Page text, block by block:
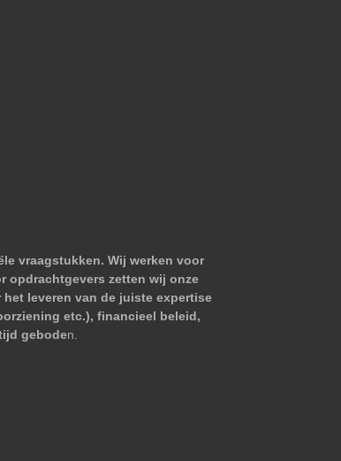
vraagstukken. Wij werken voor
opdrachtgevers zetten wij onze
leveren van de juiste expertise
etc.), financieel beleid,
geboden.